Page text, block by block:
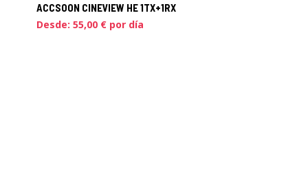
ACCSOON CINEVIEW HE 1TX+1RX
Desde: 55,00 € por día